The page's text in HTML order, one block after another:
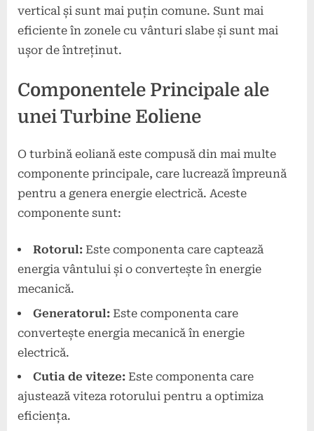
vertical și sunt mai puțin comune. Sunt mai
eficiente în zonele cu vânturi slabe și sunt mai
ușor de întreținut.
Componentele Principale ale
unei Turbine Eoliene
O turbină eoliană este compusă din mai multe
componente principale, care lucrează împreună
pentru a genera energie electrică. Aceste
componente sunt:
Rotorul: Este componenta care captează
energia vântului și o convertește în energie
mecanică.
Generatorul: Este componenta care
convertește energia mecanică în energie
electrică.
Cutia de viteze: Este componenta care
ajustează viteza rotorului pentru a optimiza
eficiența.